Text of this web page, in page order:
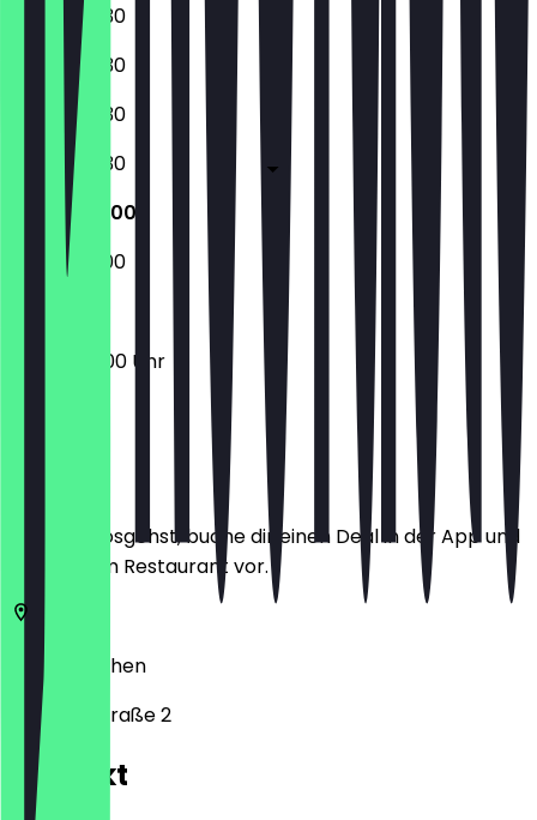
08:00 - 18:30
08:00 - 18:30
08:00 - 18:30
08:00 - 18:30
08:00 - 18:00
09:00 - 18:00
08:00 - 18:00 Uhr
Bevor du losgehst, buche dir einen Deal in der App und
zeige ihn im Restaurant vor.
52066
Aachen
Kapellenstraße 2
Kontakt